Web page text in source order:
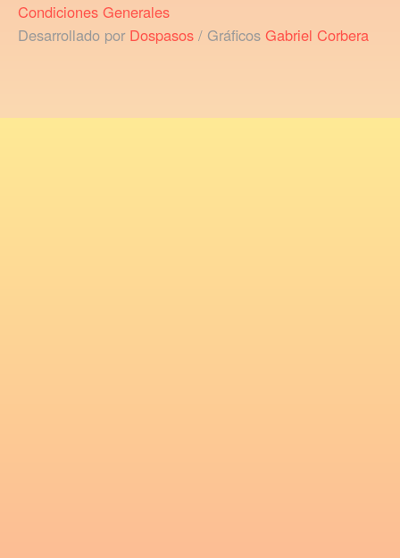
Condiciones Generales
Desarrollado por Dospasos / Gráficos Gabriel Corbera